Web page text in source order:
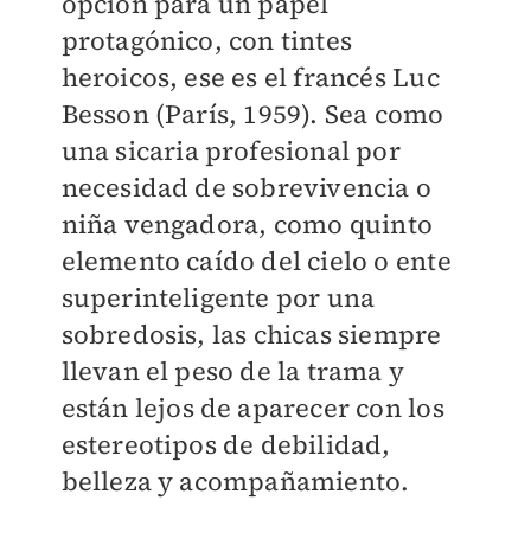
protagónico, con tintes
heroicos, ese es el francés Luc
Besson (París, 1959). Sea como
una sicaria profesional por
necesidad de sobrevivencia o
niña vengadora, como quinto
elemento caído del cielo o ente
superinteligente por una
sobredosis, las chicas siempre
llevan el peso de la trama y
están lejos de aparecer con los
estereotipos de debilidad,
belleza y acompañamiento.